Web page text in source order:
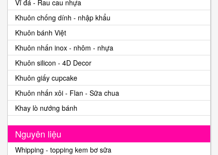
Vĩ đá - Rau cau nhựa
Khuôn chống dính - nhập khẩu
Khuôn bánh Việt
Khuôn nhấn inox - nhôm - nhựa
Khuôn silicon - 4D Decor
Khuôn giấy cupcake
Khuôn nhấn xôi - Flan - Sữa chua
Khay lò nướng bánh
Nguyên liệu
Whipping - topping kem bơ sữa